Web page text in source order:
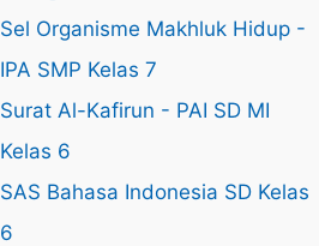
Sel Organisme Makhluk Hidup -
IPA SMP Kelas 7
Surat Al-Kafirun - PAI SD MI
Kelas 6
SAS Bahasa Indonesia SD Kelas
6